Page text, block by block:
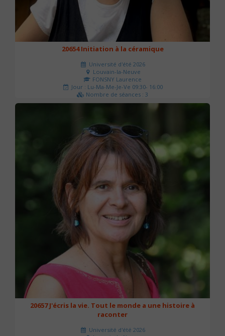
20654 Initiation à la céramique
Université d'été 2026
Louvain-la-Neuve
FONSNY Laurence
Jour : Lu-Ma-Me-Je-Ve 09:30- 16:00
Nombre de séances : 3
190 €
20657 J'écris la vie. Tout le monde a une histoire à
raconter
Université d'été 2026